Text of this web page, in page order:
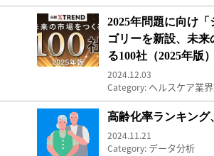
未来の市場をつくる100
2025年問題に向け
ゴリーを新設、未来
る100社（2025年版
2024.12.03
Category: ヘルスケア業
高齢化率ランキング、都
高齢化率ランキング
2024.11.21
Category: データ分析